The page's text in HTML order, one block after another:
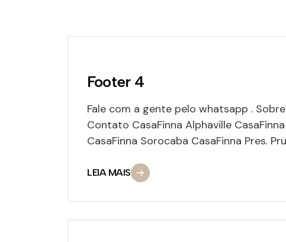
Footer 4
Fale com a gente pelo whatsapp .
Contato CasaFinna Alphaville
CasaFinna Sorocaba CasaFinna Pres.
LEIA MAIS